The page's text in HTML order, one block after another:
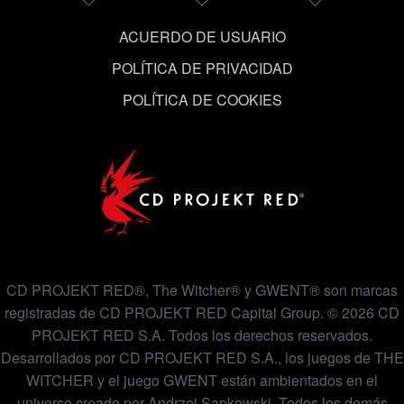
en el menú «Ajustes» de más abajo.
ACUERDO DE USUARIO
POLÍTICA DE PRIVACIDAD
POLÍTICA DE COOKIES
CD PROJEKT RED®, The Witcher® y GWENT® son marcas
registradas de CD PROJEKT RED Capital Group. © 2026 CD
PROJEKT RED S.A. Todos los derechos reservados.
Desarrollados por CD PROJEKT RED S.A., los juegos de THE
WITCHER y el juego GWENT están ambientados en el